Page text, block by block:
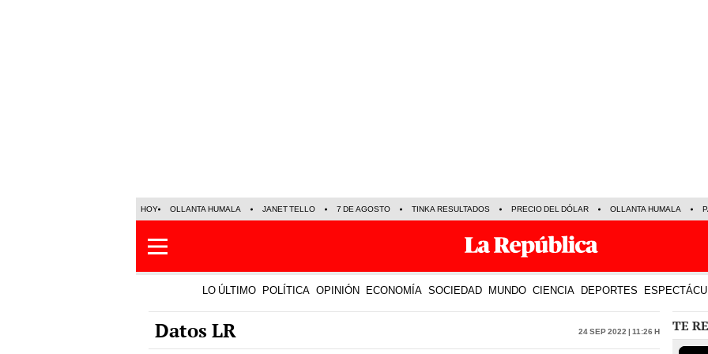
HOY OLLANTA HUMALA JANET TELLO 7 DE AGOSTO TINKA RESULTADOS PRECIO DEL DÓLAR OLLANTA HUMALA
LO ÚLTIMO POLÍTICA OPINIÓN ECONOMÍA SOCIEDAD MUNDO CIENCIA DEPORTES
Datos LR 24 Sep 2022 | 11:26 h TE